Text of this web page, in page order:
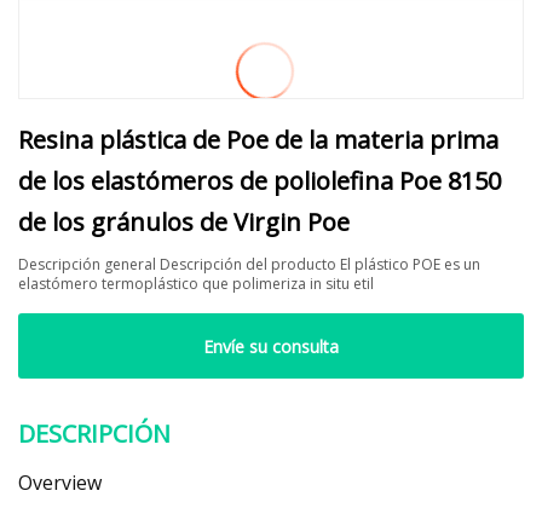
Resina plástica de Poe de la materia prima
de los elastómeros de poliolefina Poe 8150
de los gránulos de Virgin Poe
Descripción general Descripción del producto El plástico POE es un
elastómero termoplástico que polimeriza in situ etil
Envíe su consulta
DESCRIPCIÓN
Overview